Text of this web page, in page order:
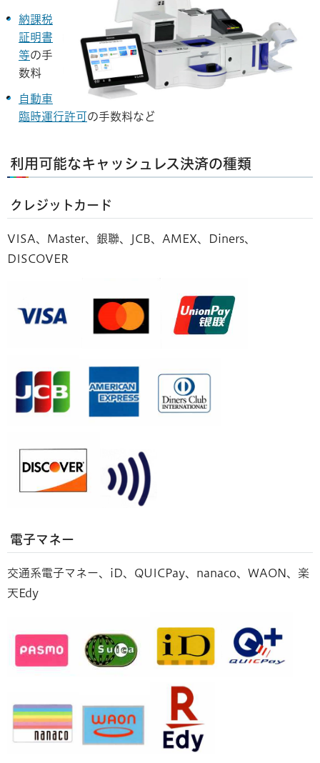
納課税
証明書
等の手
数料
自動車
臨時運行許可の手数料など
利用可能なキャッシュレス決済の種類
クレジットカード
VISA、Master、銀聯、JCB、AMEX、Diners、
DISCOVER
電子マネー
交通系電子マネー、iD、QUICPay、nanaco、WAON、楽
天Edy